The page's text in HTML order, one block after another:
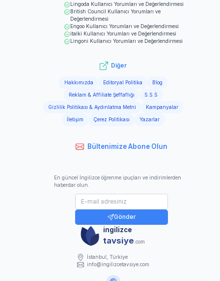
Lingoda Kullanıcı Yorumları ve Değerlendirmesi
British Council Kullanıcı Yorumları ve
Değerlendirmesi
Engoo Kullanıcı Yorumları ve Değerlendirmesi
italki Kullanıcı Yorumları ve Değerlendirmesi
Lingoni Kullanıcı Yorumları ve Değerlendirmesi
Diğer
Hakkımızda Editoryal Politika Blog
Reklam & Affiliate Şeffaflığı S.S.S
Gizlilik Politikası & Aydınlatma Metni Kampanyalar
İletişim Çerez Politikası Yazarlar
Bültenimize Abone Olun
En güncel İngilizce öğrenme ipuçları ve indirimlerden
haberdar olun.
Gönder
ingilizce
tavsiye .com
İstanbul, Türkiye
info@ingilizcetavsiye.com